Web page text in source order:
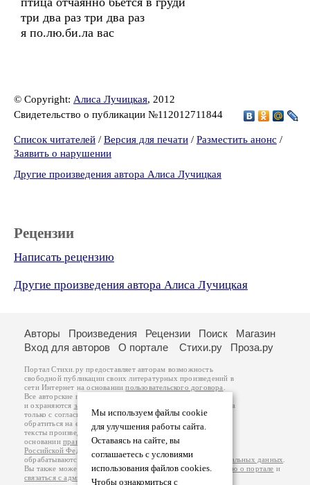
три два раз три два раз
я по.лю.би.ла вас
© Copyright: Алиса Лучицкая, 2012
Свидетельство о публикации №112012711844
Список читателей / Версия для печати / Разместить анонс /
Заявить о нарушении
Другие произведения автора Алиса Лучицкая
Рецензии
Написать рецензию
Другие произведения автора Алиса Лучицкая
Мы используем файлы cookie
для улучшения работы сайта.
Оставаясь на сайте, вы
соглашаетесь с условиями
использования файлов cookies.
Чтобы ознакомиться с
Авторы Произведения Рецензии Поиск
Магазин
Вход для авторов
О портале Стихи.ру Проза.ру
Портал Стихи.ру предоставляет авторам возможность
свободной публикации своих литературных произведений в
сети Интернет на основаниипользовательского договора
Все авторские права на произведения принадлежат авторам
и охраняются законом
. Перепечатка произведений возможна
только с согласия его автора, к которому вы можете
обратиться на его авторской странице. Ответственность за
тексты произведений авторы несут самостоятельно на
основанииправил публикацииизаконодательства
Российской Федерации
обрабатываются на основанииПолитики обработки персональных данных
Вы также можете посмотреть более подробнуюинформацию о портале и
связаться с администрацией